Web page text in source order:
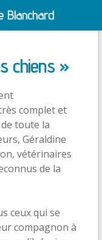
chiens »
complet et
toute la
Géraldine
vétérinaires
de la
ceux qui se
compagnon à
Blanchard